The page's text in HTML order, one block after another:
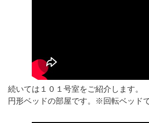
続いては１０１号室をご紹介します。
円形ベッドの部屋です。※回転ベッド